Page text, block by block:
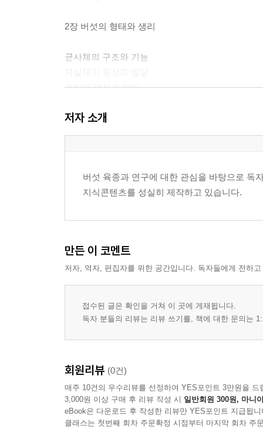
2장 버섯의 형태와 생리
균사체의 구조와 기능
포자의 생성과 발아
온도와 수분에 따른 생리 반응
배지와 영양원의 이용 특성
유전 형질의 개념
버섯의 교배형과 유전 구조
형질 안정성과 유지
4장 육종 재료의 수집과 보존
순수배양의 기본 과정
균주 특성의 기록과 관리
보존 방법과 보존 환경
육종 재료의 오염 방지
저자 소개
버섯 육종과 연구에 대한 관심을 바탕으로 독
지식콘텐츠를 성실히 제작하고 있습니다.
만든 이 코멘트
저자, 역자, 편집자를 위한 공간입니다. 독자들에게 전하
접수된 글은 확인을 거쳐 이 곳에 게재됩니다.
독자 분들의 리뷰는 리뷰 쓰기를, 책에 대한 문의는
회원리뷰 (0건)
매주 10건의 우수리뷰를 선정하여 YES포인트 3만원을 드
3,000원 이상 구매 후 리뷰 작성 시 일반회원 300원, 마니
eBook은 다운로드 후 작성한 리뷰만 YES포인트 지급됩니
클래스는 첫번째 회차 주문확정 시점부터 마지막 회차 주